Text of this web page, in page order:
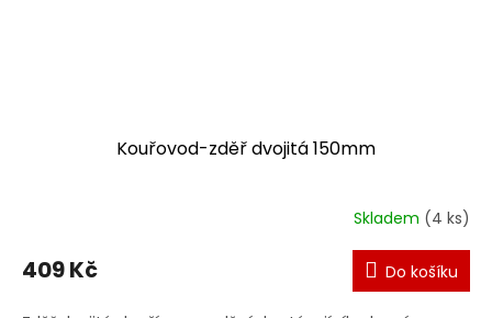
Kouřovod-zděř dvojitá 150mm
Skladem (4 ks)
409 Kč Do košíku